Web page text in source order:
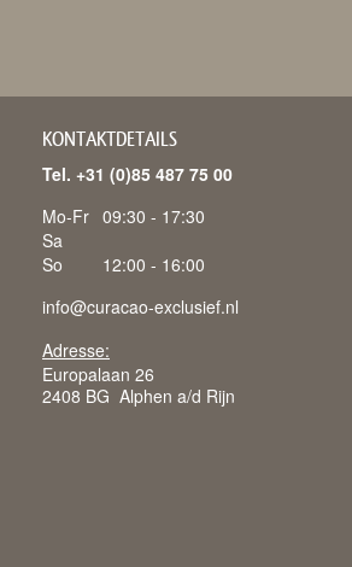
KONTAKTDETAILS
Tel. +31 (0)85 487 75 00
Mo-Fr 09:30 - 17:30
Sa
So
12:00 - 16:00
info@curacao-exclusief.nl
Adresse:
Europalaan 26
2408 BG Alphen a/d Rijn